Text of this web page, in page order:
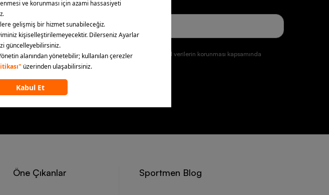
“E-Bülten’e üye ol” düğmesine tıklayarak kişisel verilerin korunması kapsamında
aydınlatma metnini kabul etmiş olursunuz.
Öne Çıkanlar Sportmen Blog